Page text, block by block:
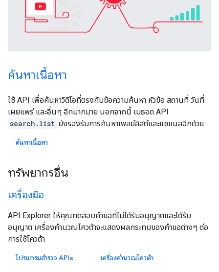
ค้นหาเนื้อหา
ใช้ API เพื่อค้นหาวิดีโอที่ตรงกับข้อความค้นหา หัวข้อ สถานที่ วันที่
เผยแพร่ และอื่นๆ อีกมากมาย นอกจากนี้ เมธอด API
search.list ยังรองรับการค้นหาเพลย์ลิสต์และแชแนลอีกด้วย
ค้นหาเนื้อหา
ทรัพยากรอื่น
เครื่องมือ
API Explorer ให้คุณทดสอบคำขอที่ไม่ได้รับอนุญาตและได้รับ
อนุญาต เครื่องคำนวณโควต้าจะแสดงผลกระทบของคำขอต่างๆ ต่อ
การใช้โควต้า
โปรแกรมสำรวจ APIs เครื่องคำนวณโควต้า